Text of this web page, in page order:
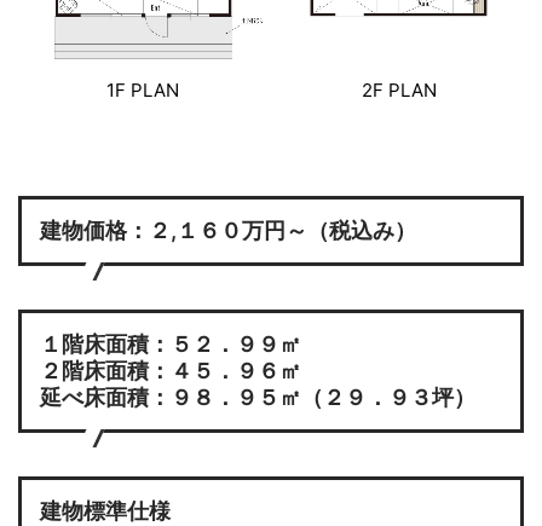
1F PLAN 2F PLAN
建物価格：２,１６０万円～（税込み）
１階床面積：５２．９９㎡
２階床面積：４５．９６㎡
延べ床面積：９８．９５㎡（２９．９３坪）
建物標準仕様